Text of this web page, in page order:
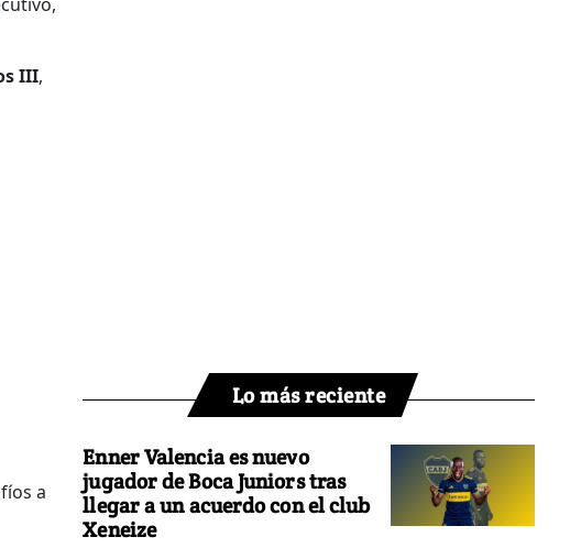
III,
a
Lo más reciente
Enner Valencia es nuevo
jugador de Boca Juniors tras
llegar a un acuerdo con el club
Xeneize